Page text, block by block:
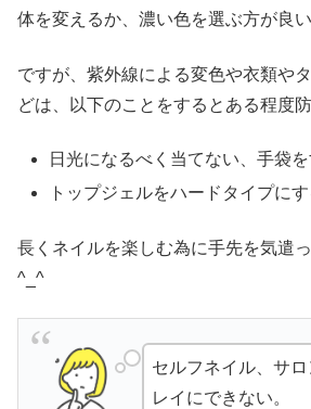
体を変えるか、濃い色を選ぶ方が良
ですが、紫外線による変色や衣類や
どは、以下のことをするとある程度防
日光になるべく当てない、手袋を
トップジェルをハードタイプにす
長くネイルを楽しむ為に手先を気遣
^_^
セルフネイル、サ
レイにできない。